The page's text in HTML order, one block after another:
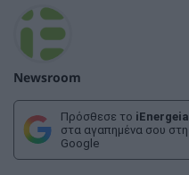
Newsroom
Πρόσθεσε το iEnergeia
στα αγαπημένα σου στη
Google